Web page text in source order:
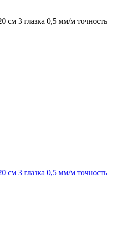
см 3 глазка 0,5 мм/м точность